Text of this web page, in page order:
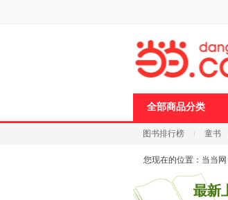
全部商品分类
图书排行榜 童书
科技 进口原版
您现在的位置： 当当网
页